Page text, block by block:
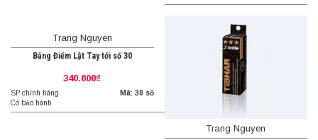
Trang Nguyen
Bảng Điểm Lật Tay tới số 30
340.000₫
SP chính hãng
Có bảo hành
Mã: 30 số
Trang Nguyen